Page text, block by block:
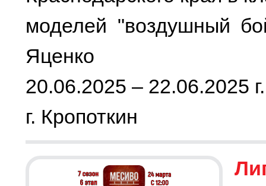
моделей "воздушный
Яценко
20.06.2025 – 22.06.2025 г.
г. Кропоткин